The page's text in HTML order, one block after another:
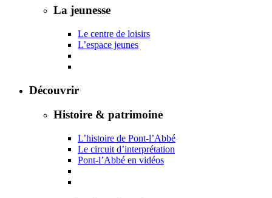
La jeunesse
Le centre de loisirs
L’espace jeunes
Découvrir
Histoire & patrimoine
L’histoire de Pont-l’Abbé
Le circuit d’interprétation
Pont-l’Abbé en vidéos